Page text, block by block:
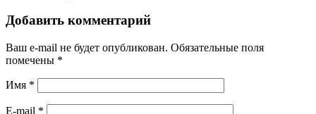
Добавить комментарий
Ваш e-mail не будет опубликован. Обязательные поля
помечены *
Имя *
E-mail *